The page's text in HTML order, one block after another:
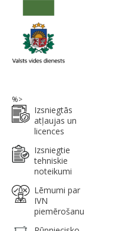
%>
Izsniegtās
atļaujas un
licences
Izsniegtie
tehniskie
noteikumi
Lēmumi par
IVN
piemērošanu